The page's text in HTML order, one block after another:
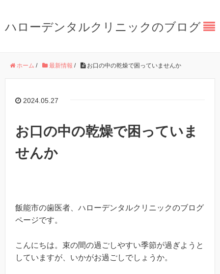
ハローデンタルクリニックのブログ
ホーム / 最新情報 / お口の中の乾燥で困っていませんか
2024.05.27
お口の中の乾燥で困っていま
せんか
飯能市の歯医者、ハローデンタルクリニックのブログ
ページです。
こんにちは。束の間の過ごしやすい季節が過ぎようと
していますが、いかがお過ごしでしょうか。